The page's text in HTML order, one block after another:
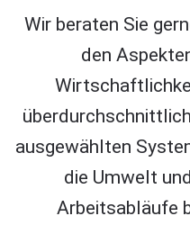
Wir beraten Sie
den
ausgewählten
die Umwelt
Arbeitsabläufe